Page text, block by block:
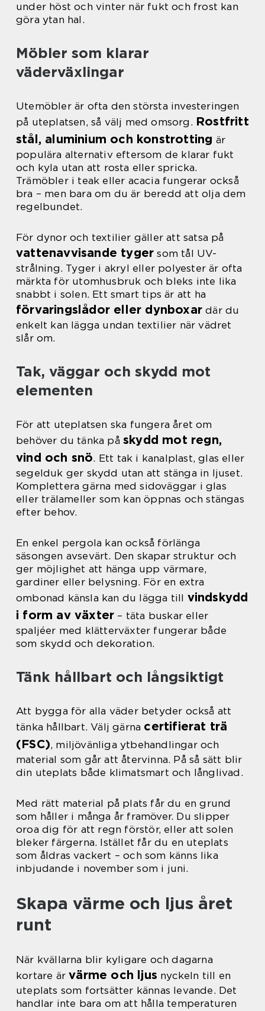
under höst och vinter när fukt och frost kan
göra ytan hal.
Möbler som klarar
väderväxlingar
Utemöbler är ofta den största investeringen
på uteplatsen, så välj med omsorg. Rostfritt
stål, aluminium och konstrotting är
populära alternativ eftersom de klarar fukt
och kyla utan att rosta eller spricka.
Trämöbler i teak eller acacia fungerar också
bra – men bara om du är beredd att olja dem
regelbundet.
För dynor och textilier gäller att satsa på
vattenavvisande tyger som tål UV-
strålning. Tyger i akryl eller polyester är ofta
märkta för utomhusbruk och bleks inte lika
snabbt i solen. Ett smart tips är att ha
förvaringslådor eller dynboxar där du
enkelt kan lägga undan textilier när vädret
slår om.
Tak, väggar och skydd mot
elementen
För att uteplatsen ska fungera året om
behöver du tänka på skydd mot regn,
vind och snö. Ett tak i kanalplast, glas eller
segelduk ger skydd utan att stänga in ljuset.
Komplettera gärna med sidoväggar i glas
eller trälameller som kan öppnas och stängas
efter behov.
En enkel pergola kan också förlänga
säsongen avsevärt. Den skapar struktur och
ger möjlighet att hänga upp värmare,
gardiner eller belysning. För en extra
ombonad känsla kan du lägga till vindskydd
i form av växter – täta buskar eller
spaljéer med klätterväxter fungerar både
som skydd och dekoration.
Tänk hållbart och långsiktigt
Att bygga för alla väder betyder också att
tänka hållbart. Välj gärna certifierat trä
(FSC), miljövänliga ytbehandlingar och
material som går att återvinna. På så sätt blir
din uteplats både klimatsmart och långlivad.
Med rätt material på plats får du en grund
som håller i många år framöver. Du slipper
oroa dig för att regn förstör, eller att solen
bleker färgerna. Istället får du en uteplats
som åldras vackert – och som känns lika
inbjudande i november som i juni.
Skapa värme och ljus året
runt
När kvällarna blir kyligare och dagarna
kortare ärvärme och ljus nyckeln till en
uteplats som fortsätter kännas levande. Det
handlar inte bara om att hålla temperaturen